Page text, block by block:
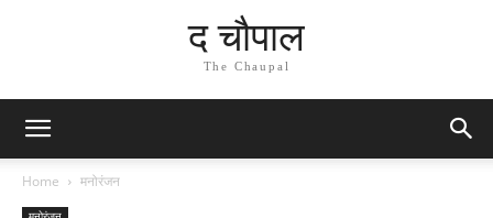
द चौपाल
The Chaupal
Home मनोरंजन